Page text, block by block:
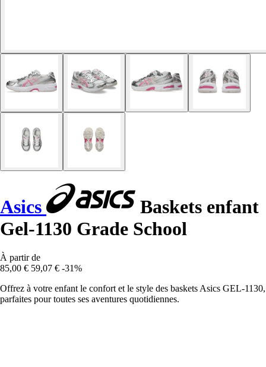
Asics
Baskets enfant
Gel-1130 Grade School
À partir de
85,00 € 59,07 € -31%
Offrez à votre enfant le confort et le style des baskets Asics GEL-1130,
parfaites pour toutes ses aventures quotidiennes.